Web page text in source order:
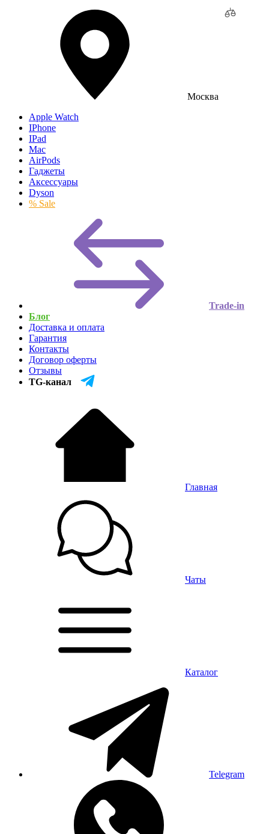
Москва
Apple Watch
IPhone
IPad
Mac
AirPods
Гаджеты
Аксессуары
Dyson
% Sale
Trade-in
Блог
Доставка и оплата
Гарантия
Контакты
Договор оферты
Отзывы
TG-канал
Главная
Чаты
Каталог
Telegram